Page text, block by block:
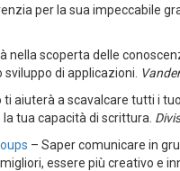
per la sua impeccabile
nella scoperta delle
di applicazioni.
ti aiuterà a scavalcare tutti i
tua capacità di scrittura.
– Saper comunicare in
essere più creativo e